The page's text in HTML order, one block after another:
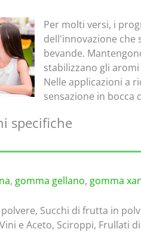
Per molti versi, i
dell'innovazione che
bevande.
stabilizzano gli
Nelle applicazioni a
sensazione in bocca
specifiche
, gomma gellano, gomma
polvere, Succhi di frutta in
e Aceto, Sciroppi, Frullati